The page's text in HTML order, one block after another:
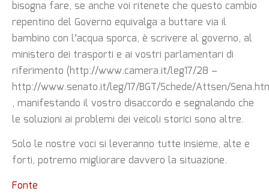
bisogna fare, se anche voi ritenete che questo cambio
repentino del Governo equivalga a buttare via il
bambino con l’acqua sporca, è scrivere al governo, al
ministero dei trasporti e ai vostri parlamentari di
riferimento (http://www.camera.it/leg17/28 –
http://www.senato.it/leg/17/BGT/Schede/Attsen/
, manifestando il vostro disaccordo e segnalando che
le soluzioni ai problemi dei veicoli storici sono altre.
Solo le nostre voci si leveranno tutte insieme, alte e
forti, potremo migliorare davvero la situazione.
Fonte